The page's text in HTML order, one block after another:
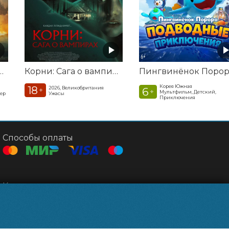
из космоса Корни: Сага о вампирах
18 +
2026, Великобритания
Ужасы
6 +
Корея Южная
Мультфильм, Детский,
Приключения
Способы оплаты
Контакты